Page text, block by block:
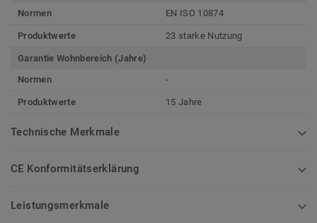
Normen
EN ISO 10874
Produktwerte 23 starke Nutzung
Garantie Wohnbereich (Jahre)
Normen
-
Produktwerte 15 Jahre
Technische Merkmale
CE Konformitätserklärung
Leistungsmerkmale